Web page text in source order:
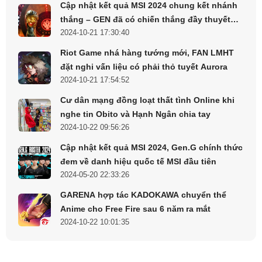
biệt là khi kết hợp với các nhân vật có khả năng gây Thiêu
Đốt. Các cung mệnh của cô ấy cho phép tăng cường khả
năng chiến đấu và tương tác với các thành viên trong đội,
tạo ra các chiến thuật phối hợp hiệu quả.
Tuy nhiên, do thông tin này từ các Player và chưa được
thông tin chính thức từ miHoYo để có cái nhìn đầy đủ và
chính xác hơn. Hãy cùng chờ xem Emilie sẽ làm thay đổi
cục diện Genshin Impact như thế nào nhé!
Cập nhật kết quả MSI 2024 chung kết nhánh
thắng – GEN đã có chiến thắng đầy thuyết
phục trước BLG
2024-10-21 17:30:40
Riot Game nhá hàng tướng mới, FAN LMHT
đặt nghi vấn liệu có phải thỏ tuyết Aurora
2024-10-21 17:54:52
Cư dân mạng đồng loạt thất tình Online khi
nghe tin Obito và Hạnh Ngân chia tay
2024-10-22 09:56:26
Cập nhật kết quả MSI 2024, Gen.G chính thức
đem về danh hiệu quốc tế MSI đầu tiên
2024-05-20 22:33:26
GARENA hợp tác KADOKAWA chuyển thể
Anime cho Free Fire sau 6 năm ra mắt
2024-10-22 10:01:35